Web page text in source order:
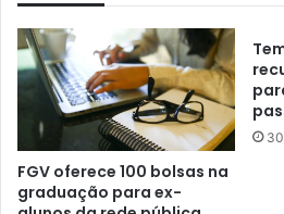
FGV oferece 100 bolsas na
graduação para ex-